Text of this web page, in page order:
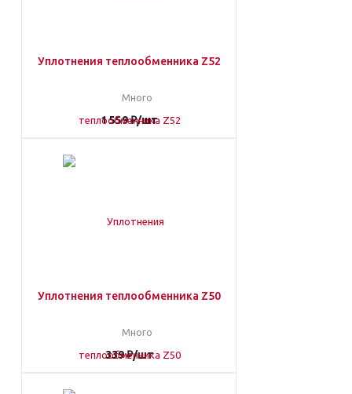
Уплотнения теплообменника Z52
Много
1 559₽/шт
Уплотнения теплообменника Z50
Много
339₽/шт